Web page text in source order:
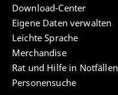
Download-Center
Eigene Daten verwalten
Leichte Sprache
Merchandise
Rat und Hilfe in Notfällen
Personensuche